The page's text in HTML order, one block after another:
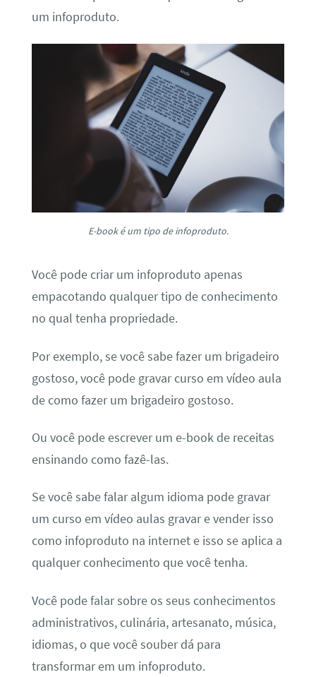
um infoproduto.
E-book é um tipo de infoproduto.
Você pode criar um infoproduto apenas
empacotando qualquer tipo de conhecimento
no qual tenha propriedade.
Por exemplo, se você sabe fazer um brigadeiro
gostoso, você pode gravar curso em vídeo aula
de como fazer um brigadeiro gostoso.
Ou você pode escrever um e-book de receitas
ensinando como fazê-las.
Se você sabe falar algum idioma pode gravar
um curso em vídeo aulas gravar e vender isso
como infoproduto na internet e isso se aplica a
qualquer conhecimento que você tenha.
Você pode falar sobre os seus conhecimentos
administrativos, culinária, artesanato, música,
idiomas, o que você souber dá para
transformar em um infoproduto.